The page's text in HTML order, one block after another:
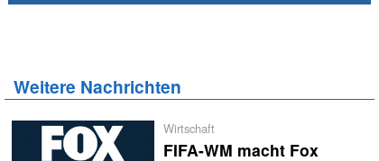
Weitere Nachrichten
Wirtschaft
FIFA-WM macht Fox